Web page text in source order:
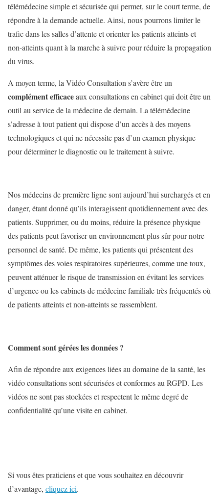
télémédecine simple et sécurisée qui permet, sur le court terme, de
répondre à la demande actuelle. Ainsi, nous pourrons limiter le
trafic dans les salles d’attente et orienter les patients atteints et
non-atteints quant à la marche à suivre pour réduire la propagation
du virus.
A moyen terme, la Vidéo Consultation s’avère être un
complément efficaceaux consultations en cabinetqui doit être un
outil au service de la médecine de demain. La télémédecine
s’adresse à tout patient qui dispose d’un accès à des moyens
technologiques et qui ne nécessite pas d’un examen physique
pour déterminer le diagnostic ou le traitement à suivre.
Nos médecins de première ligne sont aujourd’hui surchargés et en
danger, étant donné qu’ils interagissent quotidiennement avec des
patients. Supprimer, ou du moins, réduire la présence physique
des patients peut favoriser un environnement plus sûr pour notre
personnel de santé. De même, les patients qui présentent des
symptômes des voies respiratoires supérieures, comme une toux,
peuvent atténuer le risque de transmission en évitant les services
d’urgence ou les cabinets de médecine familiale très fréquentés où
de patients atteints et non-atteints se rassemblent.
Comment sont gérées les données ?
Afin de répondre aux exigences liées au domaine de la santé, les
vidéo consultations sont sécurisées et conformes au RGPD. Les
vidéos ne sont pas stockées et respectent le même degré de
confidentialité qu’une visite en cabinet.
Si vous êtes praticiens et que vous souhaitez en découvrir
d’avantage, cliquez ici.